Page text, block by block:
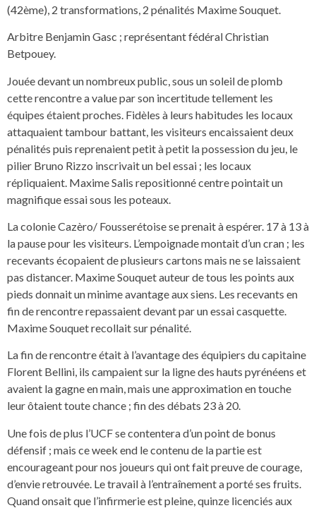
(42ème), 2 transformations, 2 pénalités Maxime Souquet.
Arbitre Benjamin Gasc ; représentant fédéral Christian
Betpouey.
Jouée devant un nombreux public, sous un soleil de plomb
cette rencontre a value par son incertitude tellement les
équipes étaientproches. Fidèles à leurs habitudes les locaux
attaquaient tambour battant, les visiteurs encaissaient deux
pénalités puis reprenaient petit à petit la possession du jeu, le
pilier Bruno Rizzo inscrivait un bel essai ; les locaux
répliquaient. Maxime Salis repositionné centre pointait un
magnifique essai sous les poteaux.
La colonie Cazèro/ Fousserétoise se prenait à espérer. 17 à 13 à
la pause pour les visiteurs. L’empoignade montait d’un cran ; les
recevants écopaient de plusieurs cartons mais ne se laissaient
pas distancer. Maxime Souquet auteur de tous les points aux
pieds donnait un minime avantage aux siens. Les recevants en
fin de rencontre repassaient devant par un essai casquette.
Maxime Souquet recollait sur pénalité.
La fin de rencontre était à l’avantage des équipiers du capitaine
Florent Bellini, ils campaient sur la ligne des hauts pyrénéens et
avaient la gagne en main, mais une approximation en touche
leur ôtaient toute chance ; fin des débats 23 à 20.
Une fois de plus l’UCF se contentera d’un point de bonus
défensif ; mais ce week end le contenu de la partie est
encourageant pour nos joueurs qui ont fait preuve de courage,
d’envie retrouvée. Le travail à l’entraînement a porté ses fruits.
Quand onsait que l’infirmerie est pleine, quinze licenciés aux